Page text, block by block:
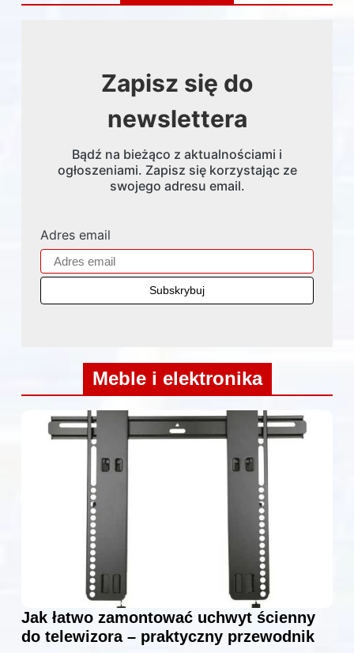
Zapisz się do
newslettera
Bądź na bieżąco z aktualnościami i
ogłoszeniami. Zapisz się korzystając ze
swojego adresu email.
Adres email
Meble i elektronika
Jak łatwo zamontować uchwyt ścienny
do telewizora – praktyczny przewodnik